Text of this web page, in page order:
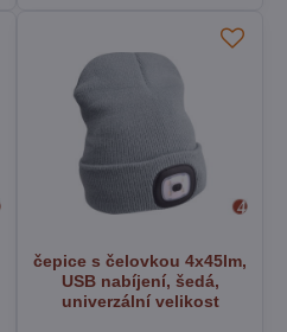
čepice s čelovkou 4x45lm,
USB nabíjení, šedá,
univerzální velikost